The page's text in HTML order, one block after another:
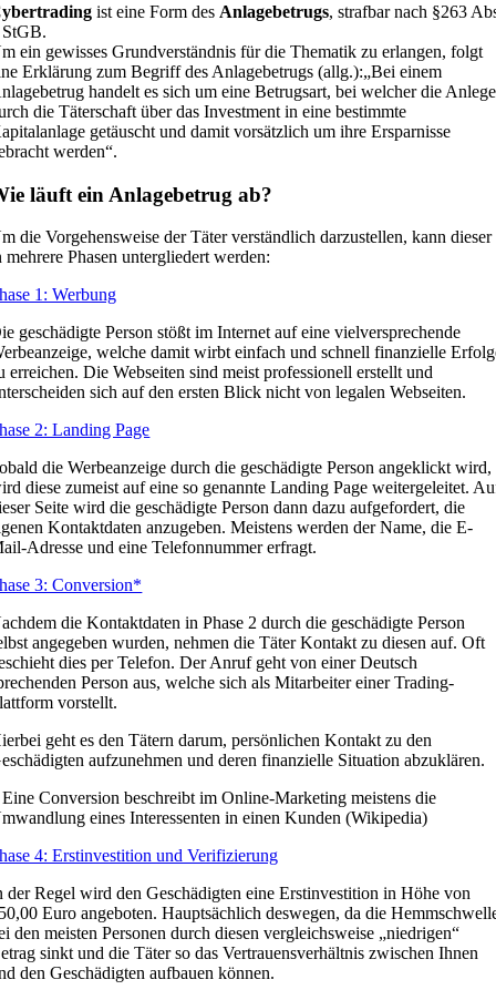
ist eine Form des Anlagebetrugs, strafbar nach §263
ein gewisses Grundverständnis für die Thematik zu erlangen, folgt
Erklärung zum Begriff des Anlagebetrugs (allg.):„Bei einem
handelt es sich um eine Betrugsart, bei welcher die
die Täterschaft über das Investment in eine bestimmte
getäuscht und damit vorsätzlich um ihre Ersparnisse
werden“.
läuft ein Anlagebetrug ab?
die Vorgehensweise der Täter verständlich darzustellen, kann dieser
mehrere Phasen untergliedert werden:
1: Werbung
geschädigte Person stößt im Internet auf eine vielversprechende
welche damit wirbt einfach und schnell finanzielle
erreichen. Die Webseiten sind meist professionell erstellt und
sich auf den ersten Blick nicht von legalen Webseiten.
2: Landing Page
die Werbeanzeige durch die geschädigte Person angeklickt wird,
diese zumeist auf eine so genannte Landing Page weitergeleitet.
Seite wird die geschädigte Person dann dazu aufgefordert, die
Kontaktdaten anzugeben. Meistens werden der Name, die E-
Adresse und eine Telefonnummer erfragt.
3: Conversion*
die Kontaktdaten in Phase 2 durch die geschädigte Person
angegeben wurden, nehmen die Täter Kontakt zu diesen auf. Oft
dies per Telefon. Der Anruf geht von einer Deutsch
Person aus, welche sich als Mitarbeiter einer Trading-
vorstellt.
geht es den Tätern darum, persönlichen Kontakt zu den
aufzunehmen und deren finanzielle Situation abzuklären.
Conversion beschreibt im Online-Marketing meistens die
eines Interessenten in einen Kunden (Wikipedia)
4: Erstinvestition und Verifizierung
der Regel wird den Geschädigten eine Erstinvestition in Höhe von
Euro angeboten. Hauptsächlich deswegen, da die
den meisten Personen durch diesen vergleichsweise „niedrigen“
sinkt und die Täter so das Vertrauensverhältnis zwischen Ihnen
den Geschädigten aufbauen können.